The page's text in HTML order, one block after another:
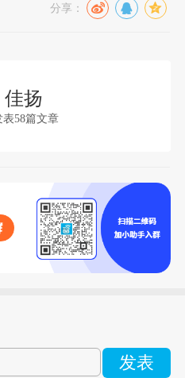
分享：
佳扬
表58篇文章
发表